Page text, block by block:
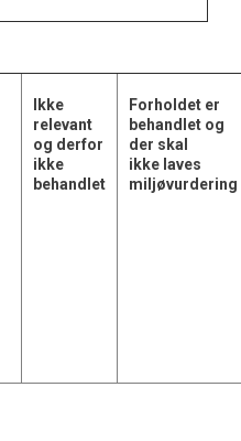
Ikke
relevant
og derfor
ikke
behandlet
Forholdet er
behandlet og
der skal
ikke laves
miljøvurdering